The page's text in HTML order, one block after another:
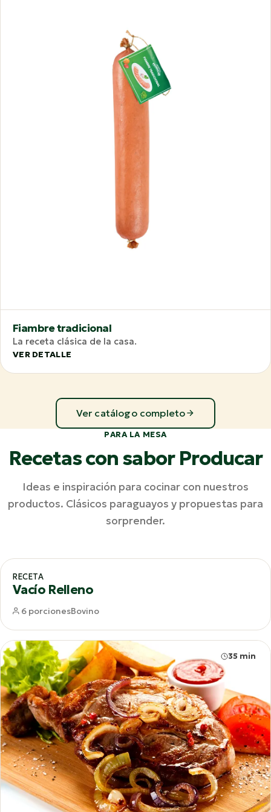
Fiambre tradicional
La receta clásica de la casa.
VER DETALLE
Ver catálogo completo
PARA LA MESA
Recetas con sabor Producar
Ideas e inspiración para cocinar con nuestros
productos. Clásicos paraguayos y propuestas para
sorprender.
RECETA
Vacío Relleno
6 porcionesBovino
35 min